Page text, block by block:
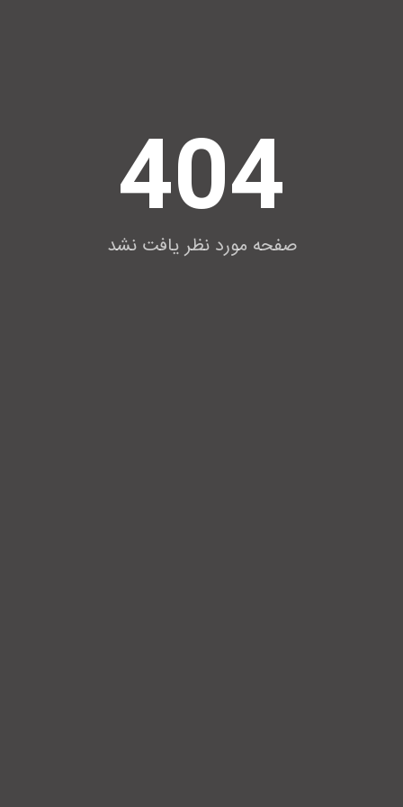
404
صفحه مورد نظر یافت نشد